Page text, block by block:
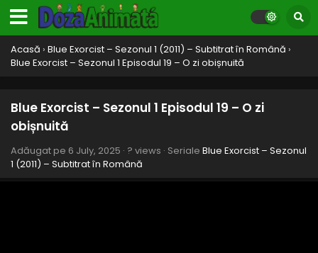
Acasă › Blue Exorcist – Sezonul 1 (2011) – Subtitrat în Română ›
Blue Exorcist – Sezonul 1 Episodul 19 – O zi obișnuită
Blue Exorcist – Sezonul 1 Episodul 19 – O zi
obișnuită
Adăugat pe 6 July, 2025 · ? views · Seriale Blue Exorcist – Sezonul
1 (2011) – Subtitrat în Română